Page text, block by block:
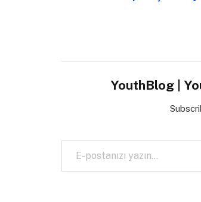
YouthBlog |
E-postanızı yazın…